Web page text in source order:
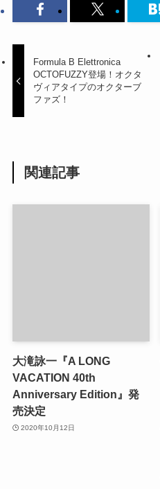
Formula B Elettronica
OCTOFUZZY登場！オクタ
ヴィアタイプのオクターブ
ファズ！
関連記事
大滝詠一『A LONG
VACATION 40th
Anniversary Edition』発
売決定
2020年10月12日